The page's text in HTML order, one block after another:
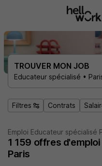
TROUVER MON JOB
Educateur spécialisé •
Filtres Contrats
Emploi Educateur spécialisé
1 159 offres d'emploi
Paris